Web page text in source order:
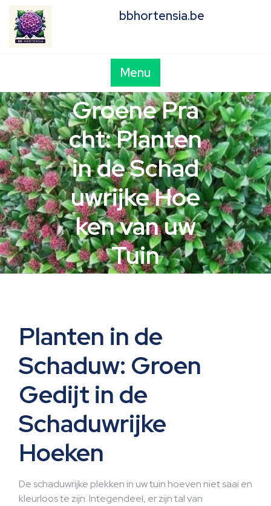
content
bbhortensia.be
Menu
Groene Pra
cht: Planten
in de Schad
uwrijke Hoe
ken van uw
Tuin
Planten in de
Schaduw: Groen
Gedijt in de
Schaduwrijke
Hoeken
De schaduwrijke plekken in uw tuin hoeven niet saai en
kleurloos te zijn. Integendeel, er zijn tal van